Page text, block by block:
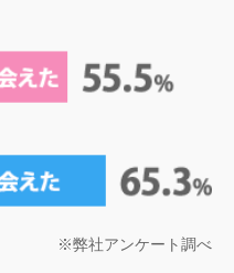
※弊社アンケート調べ